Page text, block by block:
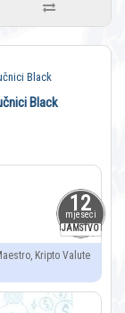
12
mjeseci
JAMSTVO
Black
Kripto Valute